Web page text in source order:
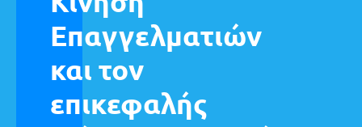
Επαγγελματιών
και τον
επικεφαλής